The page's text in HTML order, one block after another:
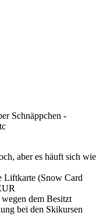
Schnäppchen -
aber es häuft sich wie
Liftkarte (Snow Card
dem Besitzt
bei den Skikursen